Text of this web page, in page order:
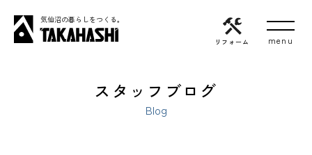
気仙沼の暮らしをつくる。
リフォーム
スタッフブログ
Blog